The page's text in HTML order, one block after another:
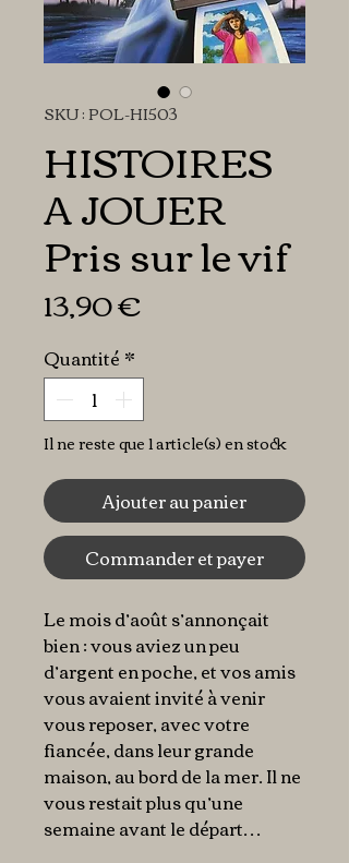
SKU : POL-HI503
HISTOIRES
A JOUER
Pris sur le vif
13,90 €Prix
Quantité *
Il ne reste que 1 article(s) en stock
Ajouter au panier
Commander et payer
Le mois d’août s’annonçait
bien : vous aviez un peu
d’argent en poche, et vos amis
vous avaient invité à venir
vous reposer, avec votre
fiancée, dans leur grande
maison, au bord de la mer. Il ne
vous restait plus qu’une
semaine avant le départ…